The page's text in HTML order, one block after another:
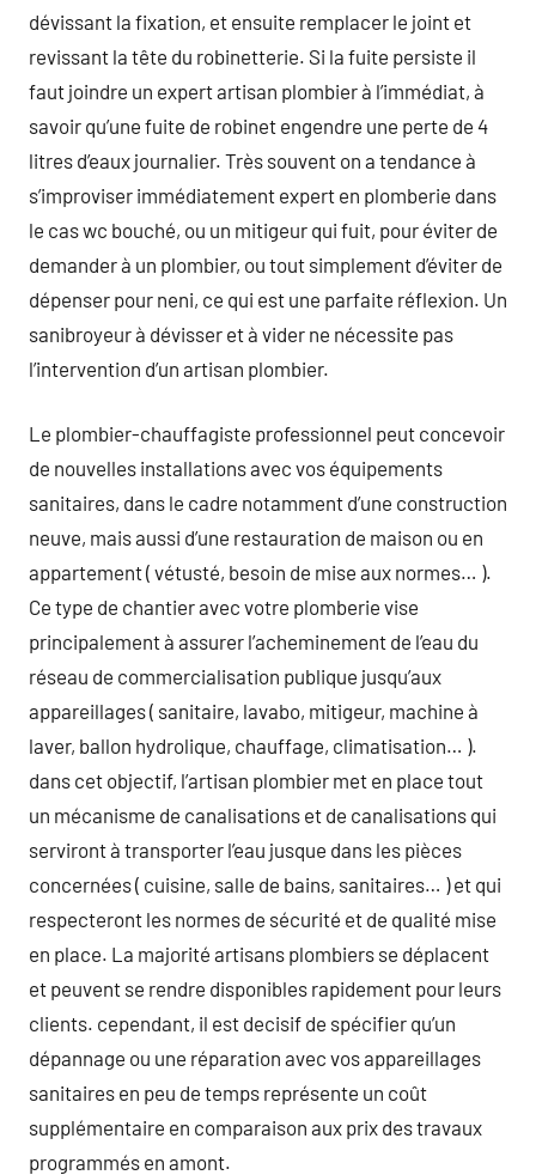
dévissant la fixation, et ensuite remplacer le joint et
revissant la tête du robinetterie. Si la fuite persiste il
faut joindre un expert artisan plombier à l’immédiat, à
savoir qu’une fuite de robinet engendre une perte de 4
litres d’eaux journalier. Très souvent on a tendance à
s’improviser immédiatement expert en plomberie dans
le cas wc bouché, ou un mitigeur qui fuit, pour éviter de
demander à un plombier, ou tout simplement d’éviter de
dépenser pour neni, ce qui est une parfaite réflexion. Un
sanibroyeur à dévisser et à vider ne nécessite pas
l’intervention d’un artisan plombier.
Le plombier-chauffagiste professionnel peut concevoir
de nouvelles installations avec vos équipements
sanitaires, dans le cadre notamment d’une construction
neuve, mais aussi d’une restauration de maison ou en
appartement ( vétusté, besoin de mise aux normes… ).
Ce type de chantier avec votre plomberie vise
principalement à assurer l’acheminement de l’eau du
réseau de commercialisation publique jusqu’aux
appareillages ( sanitaire, lavabo, mitigeur, machine à
laver, ballon hydrolique, chauffage, climatisation… ).
dans cet objectif, l’artisan plombier met en place tout
un mécanisme de canalisations et de canalisations qui
serviront à transporter l’eau jusque dans les pièces
concernées ( cuisine, salle de bains, sanitaires… ) et qui
respecteront les normes de sécurité et de qualité mise
en place. La majorité artisans plombiers se déplacent
et peuvent se rendre disponibles rapidement pour leurs
clients. cependant, il est decisif de spécifier qu’un
dépannage ou une réparation avec vos appareillages
sanitaires en peu de temps représente un coût
supplémentaire en comparaison aux prix des travaux
programmés en amont.